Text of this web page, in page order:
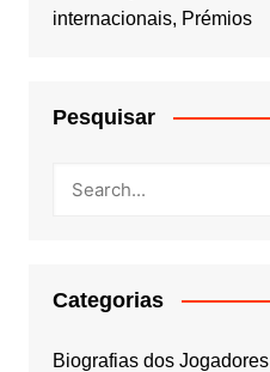
internacionais, Prémios
Pesquisar
Categorias
Biografias dos Jogadores